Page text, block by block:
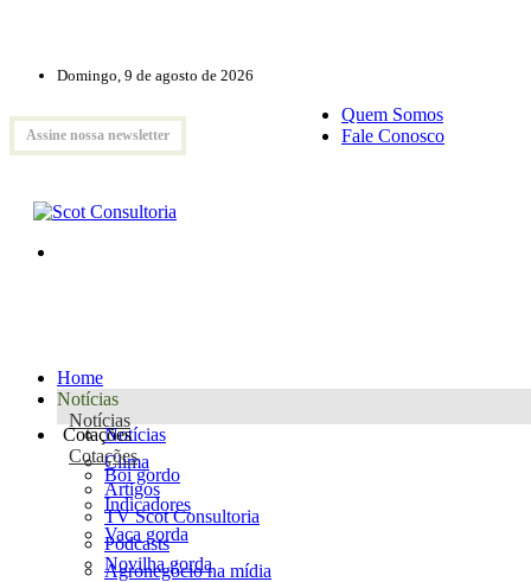
Domingo, 9 de agosto de 2026
Assine nossa newsletter
Quem Somos
Fale Conosco
Home
Notícias
Notícias
Notícias
Clima
Artigos
TV Scot Consultoria
Podcasts
Agronegócio na mídia
Cotações
Cotações
Boi gordo
Indicadores
Vaca gorda
Novilha gorda